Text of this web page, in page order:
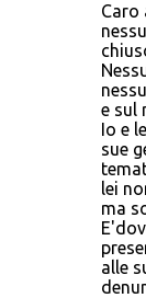
Caro
e sul
Io e
sue
lei
ma
alle